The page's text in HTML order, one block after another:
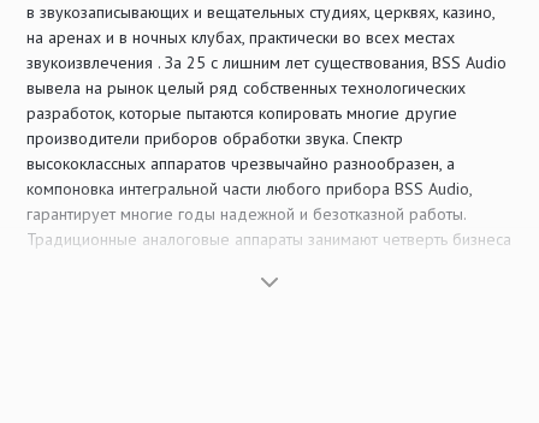
в звукозаписывающих и вещательных студиях, церквях, казино,
на аренах и в ночных клубах, практически во всех местах
звукоизвлечения . За 25 с лишним лет существования, BSS Audio
вывела на рынок целый ряд собственных технологических
разработок, которые пытаются копировать многие другие
производители приборов обработки звука. Спектр
высококлассных аппаратов чрезвычайно разнообразен, а
компоновка интегральной части любого прибора BSS Audio,
гарантирует многие годы надежной и безотказной работы.
Традиционные аналоговые аппараты занимают четверть бизнеса
Большая часть продаж приходится на суперсовременные